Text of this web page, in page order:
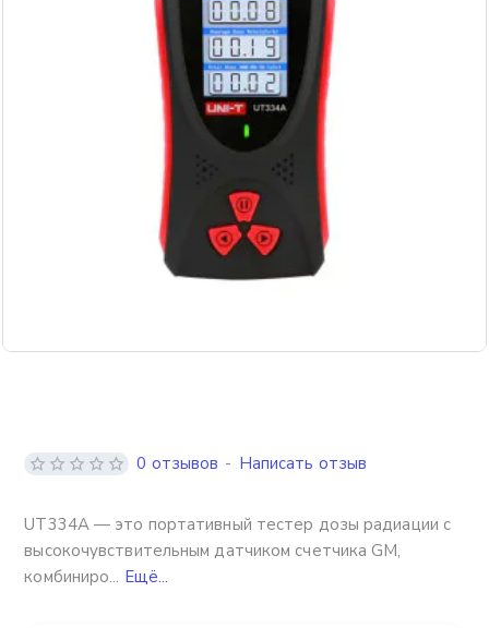
UT334A — это портативный тестер дозы радиации с
высокочувствительным датчиком счетчика GM,
комбиниро... Ещё...
0 отзывов - Написать отзыв